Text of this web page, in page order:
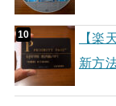
【楽
新方